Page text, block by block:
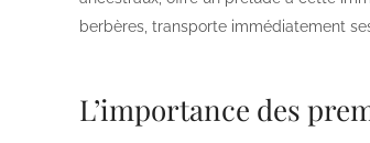
berbères, transporte immédiatement
L’importance des